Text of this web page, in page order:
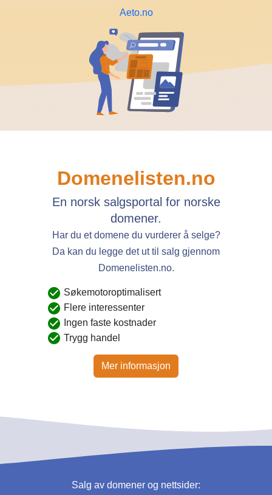
Aeto.no
Domenelisten.no
En norsk salgsportal for norske
domener.
Har du et domene du vurderer å selge?
Da kan du legge det ut til salg gjennom
Domenelisten.no.
Søkemotoroptimalisert
Flere interessenter
Ingen faste kostnader
Trygg handel
Mer informasjon
Salg av domener og nettsider: